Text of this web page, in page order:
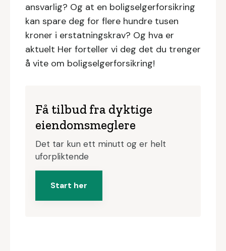
ansvarlig? Og at en boligselgerforsikring
kan spare deg for flere hundre tusen
kroner i erstatningskrav? Og hva er
aktuelt Her forteller vi deg det du trenger
å vite om boligselgerforsikring!
Få tilbud fra dyktige
eiendomsmeglere
Det tar kun ett minutt og er helt
uforpliktende
Start her